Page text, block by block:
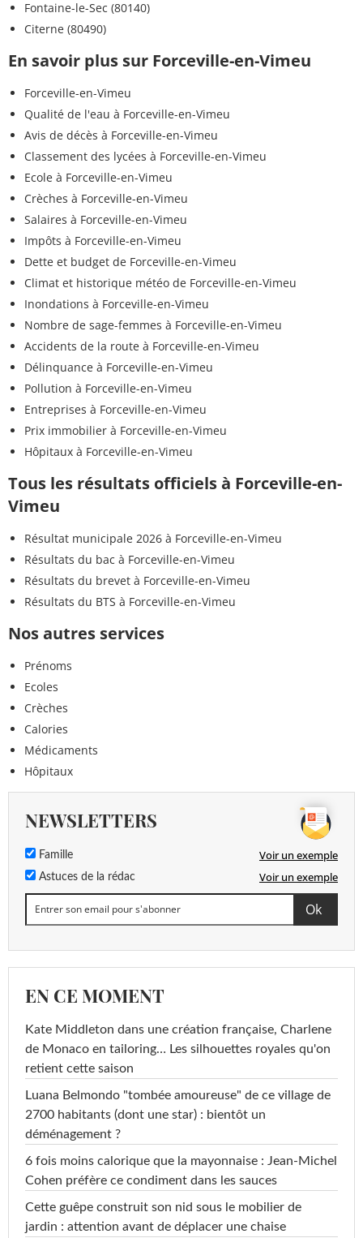
Fontaine-le-Sec (80140)
Citerne (80490)
En savoir plus sur Forceville-en-Vimeu
Forceville-en-Vimeu
Qualité de l'eau à Forceville-en-Vimeu
Avis de décès à Forceville-en-Vimeu
Classement des lycées à Forceville-en-Vimeu
Ecole à Forceville-en-Vimeu
Crèches à Forceville-en-Vimeu
Salaires à Forceville-en-Vimeu
Impôts à Forceville-en-Vimeu
Dette et budget de Forceville-en-Vimeu
Climat et historique météo de Forceville-en-Vimeu
Inondations à Forceville-en-Vimeu
Nombre de sage-femmes à Forceville-en-Vimeu
Accidents de la route à Forceville-en-Vimeu
Délinquance à Forceville-en-Vimeu
Pollution à Forceville-en-Vimeu
Entreprises à Forceville-en-Vimeu
Prix immobilier à Forceville-en-Vimeu
Hôpitaux à Forceville-en-Vimeu
Tous les résultats officiels à Forceville-en-
Vimeu
Résultat municipale 2026 à Forceville-en-Vimeu
Résultats du bac à Forceville-en-Vimeu
Résultats du brevet à Forceville-en-Vimeu
Résultats du BTS à Forceville-en-Vimeu
Nos autres services
Prénoms
Ecoles
Crèches
Calories
Médicaments
Hôpitaux
NEWSLETTERS
Famille Voir un exemple
Astuces de la rédac Voir un exemple
EN CE MOMENT
Kate Middleton dans une création française, Charlene
de Monaco en tailoring… Les silhouettes royales qu'on
retient cette saison
Luana Belmondo "tombée amoureuse" de ce village de
2700 habitants (dont une star) : bientôt un
déménagement ?
6 fois moins calorique que la mayonnaise : Jean-Michel
Cohen préfère ce condiment dans les sauces
Cette guêpe construit son nid sous le mobilier de
jardin : attention avant de déplacer une chaise